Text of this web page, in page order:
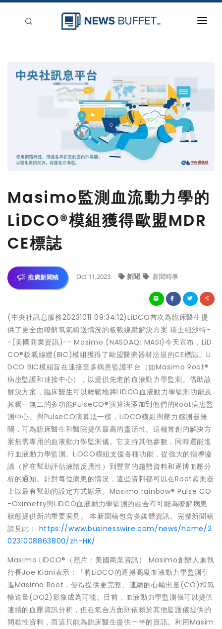
Masimo監測血流動力學的
LiDCO®模組獲得歐盟MDR
CE標誌
推廣新聞稿 Oct 11,2023 新聞 新聞時事
(中央社訊息服務20231011 09:34:12)LiDCO首次為臨床醫生提
供了更全面瞭解氧氣輸送情況的板載線纜解決方案 瑞士紐沙特-
-(美國商業資訊)-- Masimo (NASDAQ: MASI)今天宣布，LiD
CO®板載線纜(BIC)模組獲得了歐盟醫療器材法規的CE標誌。Li
DCO BIC模組旨在連接至多病患監護平台（如Masimo Root®
病患監護和連接中心），以提供先進的血液動力學監測。借助該
解決方案，臨床醫生可以輕鬆地將LiDCO血液動力學監測功能及
其獨一無二的多功能PulseCO®演算法添加到他們的Root病患監
測中心。與PulseCO演算法一樣，LiDCO模組與壓力感測器無
關，可為臨床醫生和醫院提供最高的靈活性。這種首創的解決方
案無需專用的血液動力學監測儀。它支持其他參數，同時還能進
行血液動力學監測。LiDCO模組支援各種功能，從強大的指導協
議（旨在幫助評估液體反應性）到豐富的趨勢資料和逐博血壓分
析的通知。針對每位病患的情況，這些資料都可以在Root監測器
上以最有幫助的設定方式顯示。Masimo rainbow® Pulse CO
-Oximetry與LiDCO血液動力學監測的融合有可能為瞭解病患
狀態提供新的重要洞見。 本新聞稿包含多媒體資訊。完整新聞稿
請見此： https://www.businesswire.com/news/home/2
0231008863800/zh-HK/
Masimo LiDCO®（照片：美國商業資訊） Masimo創辦人兼執
行長Joe Kiani表示：「將LiDCO的逐搏高級血液動力學監測引
進Masimo Root，使得提供更完整、連續的心輸出量(CO)和氧
輸送量(DO2)影像成為可能。目前，血液動力學監測儀可以提供
連續的血壓資訊分析，但在氧合方面則依賴於其他監護儀提供的
間歇性資料，而這只能為臨床醫生提供一半的資訊。利用Masim